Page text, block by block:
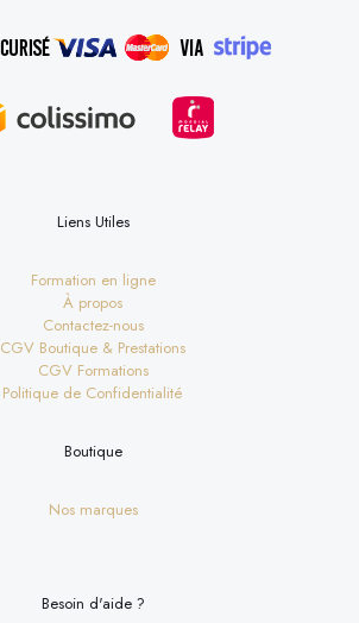
Liens Utiles
Formation en ligne
À propos
Contactez-nous
CGV Boutique & Prestations
CGV Formations
Politique de Confidentialité
Boutique
Nos marques
Besoin d'aide ?